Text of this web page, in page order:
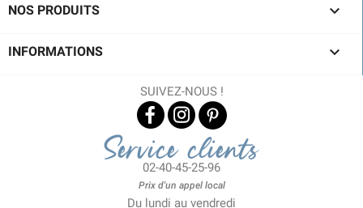
NOS PRODUITS 
INFORMATIONS 
SUIVEZ-NOUS !
Service clients
02-40-45-25-96
Prix d'un appel local
Du lundi au vendredi